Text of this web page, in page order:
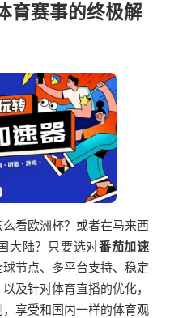
育赛事的终极解
看欧洲杯？或者在马来西
大陆？只要选对番茄加速
节点、多平台支持、稳定
及针对体育直播的优化，
享受和国内一样的体育观